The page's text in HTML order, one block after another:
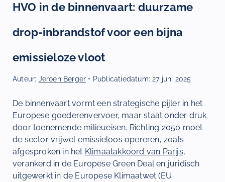
HVO in de binnenvaart: duurzame
drop-inbrandstof voor een bijna
emissieloze vloot
Auteur: Jeroen Berger • Publicatiedatum:27 juni 2025
De binnenvaart vormt een strategische pijler in het
Europese goederenvervoer, maar staat onder druk
door toenemende milieueisen. Richting 2050 moet
de sector vrijwel emissieloos opereren, zoals
afgesproken in het Klimaatakkoord van Parijs,
verankerd in de Europese Green Deal en juridisch
uitgewerkt in de Europese Klimaatwet (EU